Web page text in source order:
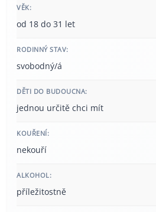
VĚK:
od 18 do 31 let
RODINNÝ STAV:
svobodný/á
DĚTI DO BUDOUCNA:
jednou určitě chci mít
KOUŘENÍ:
nekouří
ALKOHOL:
příležitostně